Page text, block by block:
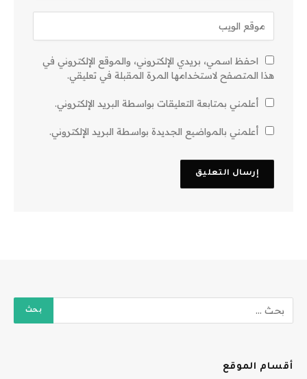
احفظ اسمي، بريدي الإلكتروني، والموقع الإلكتروني في
هذا المتصفح لاستخدامها المرة المقبلة في تعليقي.
أعلمني بمتابعة التعليقات بواسطة البريد الإلكتروني.
أعلمني بالمواضيع الجديدة بواسطة البريد الإلكتروني.
أقسام الموقع